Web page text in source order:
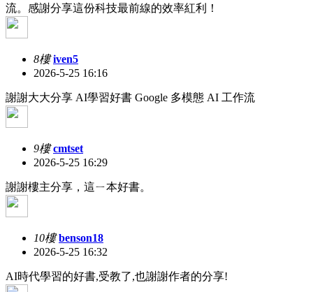
流。感謝分享這份科技最前線的效率紅利！
8樓 iven5
2026-5-25 16:16
謝謝大大分享 AI學習好書 Google 多模態 AI 工作流
9樓 cmtset
2026-5-25 16:29
謝謝樓主分享，這ㄧ本好書。
10樓 benson18
2026-5-25 16:32
AI時代學習的好書,受教了,也謝謝作者的分享!